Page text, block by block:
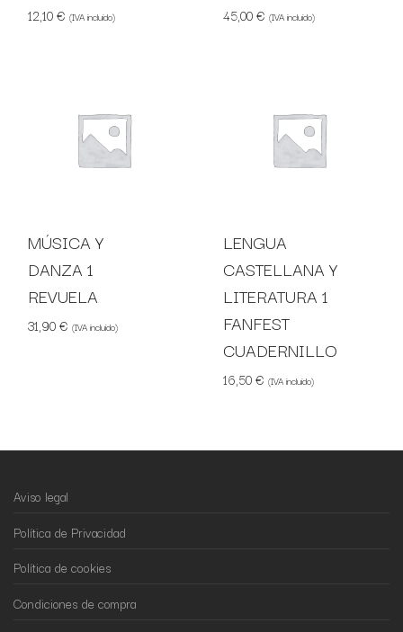
12,10€ (IVA incluido) 45,00€ (IVA incluido)
MÚSICA Y
DANZA 1
REVUELA
31,90€ (IVA incluido)
LENGUA
CASTELLANA Y
LITERATURA 1
FANFEST
CUADERNILLO
16,50€ (IVA incluido)
Aviso legal
Política de Privacidad
Política de cookies
Condiciones de compra